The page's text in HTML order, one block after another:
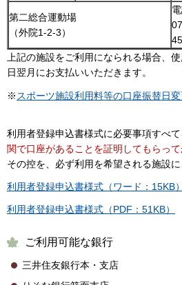
第二総合運動場
（外院1-2-3）
上記の施設をご利用になられる場合、
日翌月にお支払いいただきます。
※ スポーツ施設利用料等の口座振替日
利用者登録申込書様式に必要事項すべて
関で口座があることを証明してもらって
その控を、必ず利用を希望される施設に
利用者登録申込書様式（ワード：15KB）
利用者登録申込書様式（PDF：51KB）
ご利用可能な銀行
三井住友銀行本・支店